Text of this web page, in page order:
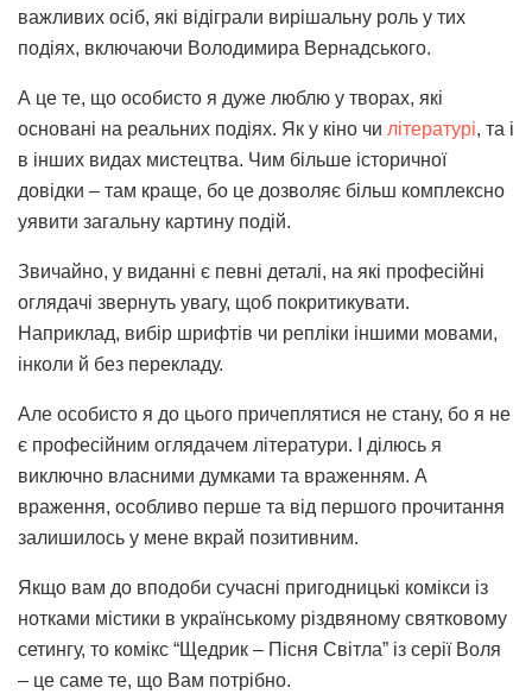
важливих осіб, які відіграли вирішальну роль у тих
подіях, включаючи Володимира Вернадського.
А це те, що особисто я дуже люблю у творах, які
основані на реальних подіях. Як у кіно чи літературі, та і
в інших видах мистецтва. Чим більше історичної
довідки – там краще, бо це дозволяє більш комплексно
уявити загальну картину подій.
Звичайно, у виданні є певні деталі, на які професійні
оглядачі звернуть увагу, щоб покритикувати.
Наприклад, вибір шрифтів чи репліки іншими мовами,
інколи й без перекладу.
Але особисто я до цього причеплятися не стану, бо я не
є професійним оглядачем літератури. І ділюсь я
виключно власними думками та враженням. А
враження, особливо перше та від першого прочитання
залишилось у мене вкрай позитивним.
Якщо вам до вподоби сучасні пригодницькі комікси із
нотками містики в українському різдвяному святковому
сетингу, то комікс “Щедрик – Пісня Світла” із серії Воля
– це саме те, що Вам потрібно.